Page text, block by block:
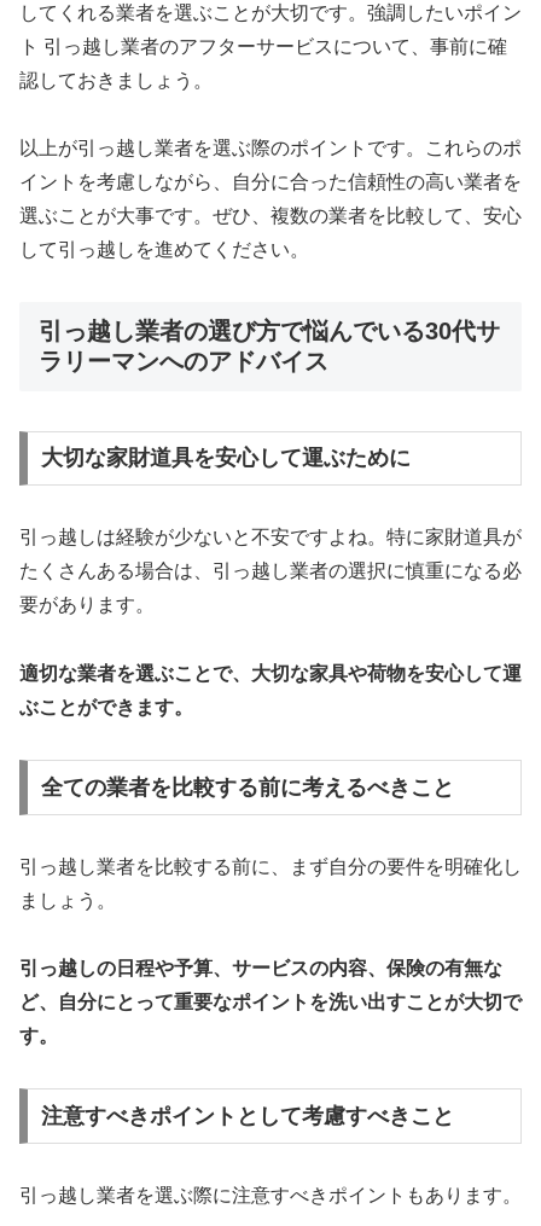
してくれる業者を選ぶことが大切です。強調したいポイン
ト 引っ越し業者のアフターサービスについて、事前に確
認しておきましょう。
以上が引っ越し業者を選ぶ際のポイントです。これらのポ
イントを考慮しながら、自分に合った信頼性の高い業者を
選ぶことが大事です。ぜひ、複数の業者を比較して、安心
して引っ越しを進めてください。
引っ越し業者の選び方で悩んでいる30代サ
ラリーマンへのアドバイス
大切な家財道具を安心して運ぶために
引っ越しは経験が少ないと不安ですよね。特に家財道具が
たくさんある場合は、引っ越し業者の選択に慎重になる必
要があります。
適切な業者を選ぶことで、大切な家具や荷物を安心して運
ぶことができます。
全ての業者を比較する前に考えるべきこと
引っ越し業者を比較する前に、まず自分の要件を明確化し
ましょう。
引っ越しの日程や予算、サービスの内容、保険の有無な
ど、自分にとって重要なポイントを洗い出すことが大切で
す。
注意すべきポイントとして考慮すべきこと
引っ越し業者を選ぶ際に注意すべきポイントもあります。